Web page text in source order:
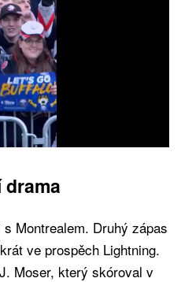
Montrealem. Druhý zápas
ve prospěch Lightning.
Moser, který skóroval v